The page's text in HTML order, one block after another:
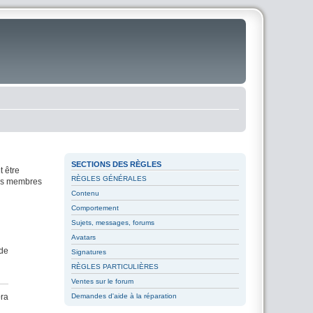
SECTIONS DES RÈGLES
RÈGLES GÉNÉRALES
Contenu
Comportement
Sujets, messages, forums
Avatars
Signatures
RÈGLES PARTICULIÈRES
Ventes sur le forum
Demandes d'aide à la réparation
être
membres